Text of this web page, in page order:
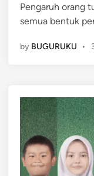
i
n
Pengaruh orang
semua bentuk
by BUGURUKU •